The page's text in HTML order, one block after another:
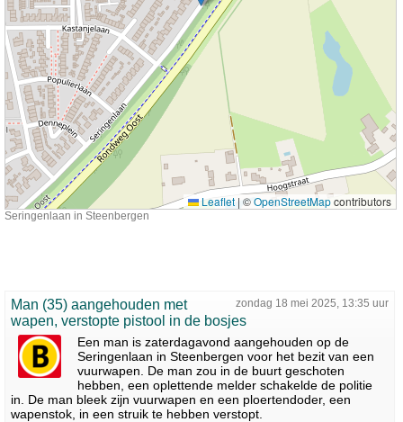
Leaflet | ©OpenStreetMapcontributors
Seringenlaan in Steenbergen
zondag 18 mei 2025, 13:35 uur
Man (35) aangehouden met
wapen, verstopte pistool in de bosjes
Een man is zaterdagavond aangehouden op de
Seringenlaan in Steenbergen voor het bezit van een
vuurwapen. De man zou in de buurt geschoten
hebben, een oplettende melder schakelde de politie
in. De man bleek zijn vuurwapen en een ploertendoder, een
wapenstok, in een struik te hebben verstopt.